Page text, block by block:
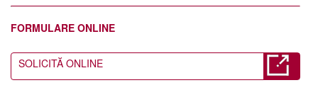
FORMULARE ONLINE
SOLICITĂ ONLINE